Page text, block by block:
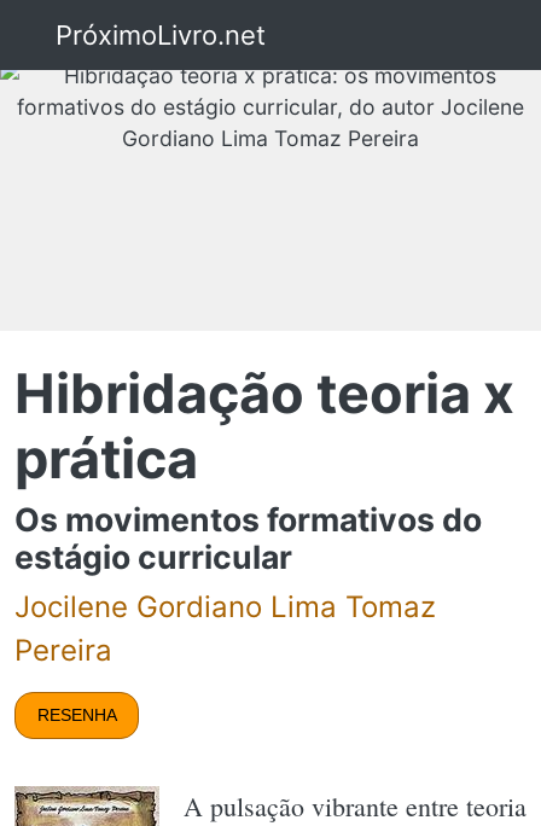
PróximoLivro.net
Hibridação teoria x
prática
Os movimentos formativos do
estágio curricular
Jocilene Gordiano Lima Tomaz
Pereira
RESENHA
A pulsação vibrante entre teoria